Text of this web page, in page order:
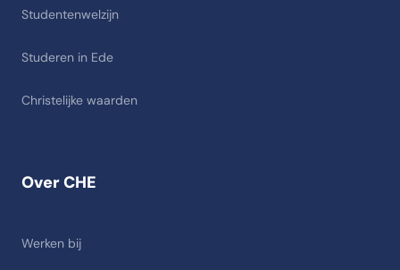
Over CHE
Werken bij
Studentenwelzijn
Studeren in Ede
Christelijke waarden